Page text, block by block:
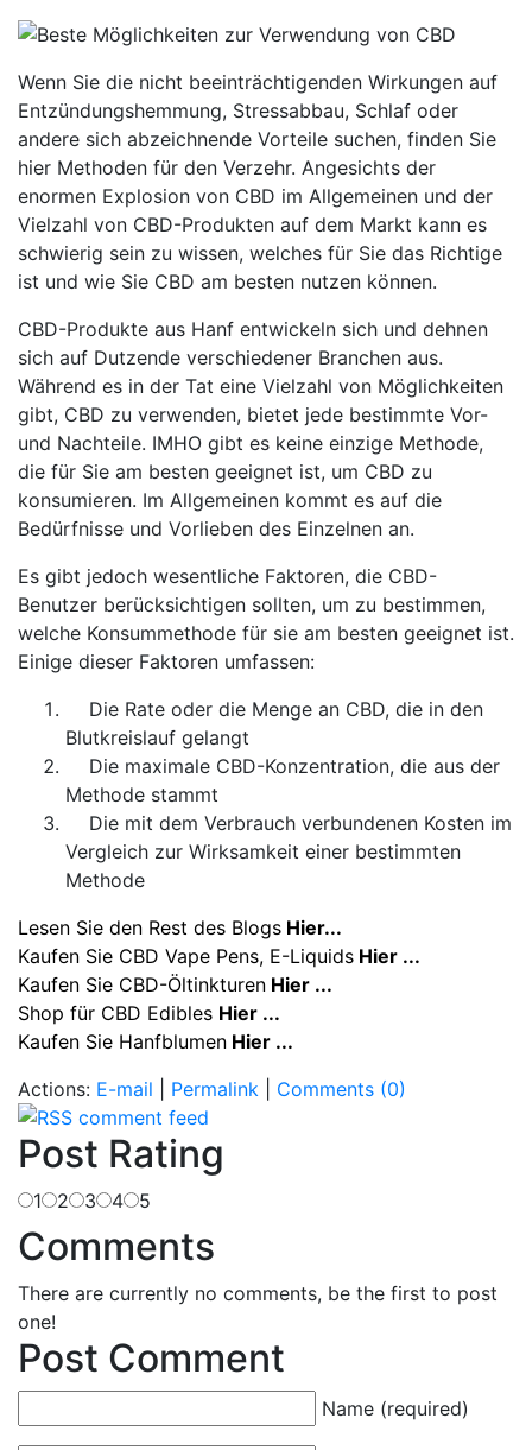
Wenn Sie die nicht beeinträchtigenden Wirkungen auf
Entzündungshemmung, Stressabbau, Schlaf oder
andere sich abzeichnende Vorteile suchen, finden Sie
hier Methoden für den Verzehr. Angesichts der
enormen Explosion von CBD im Allgemeinen und der
Vielzahl von CBD-Produkten auf dem Markt kann es
schwierig sein zu wissen, welches für Sie das Richtige
ist und wie Sie CBD am besten nutzen können.
CBD-Produkte aus Hanf entwickeln sich und dehnen
sich auf Dutzende verschiedener Branchen aus.
Während es in der Tat eine Vielzahl von Möglichkeiten
gibt, CBD zu verwenden, bietet jede bestimmte Vor-
und Nachteile. IMHO gibt es keine einzige Methode,
die für Sie am besten geeignet ist, um CBD zu
konsumieren. Im Allgemeinen kommt es auf die
Bedürfnisse und Vorlieben des Einzelnen an.
Es gibt jedoch wesentliche Faktoren, die CBD-
Benutzer berücksichtigen sollten, um zu bestimmen,
welche Konsummethode für sie am besten geeignet ist.
Einige dieser Faktoren umfassen:
Die Rate oder die Menge an CBD, die in den
Blutkreislauf gelangt
Die maximale CBD-Konzentration, die aus der
Methode stammt
Die mit dem Verbrauch verbundenen Kosten im
Vergleich zur Wirksamkeit einer bestimmten
Methode
Lesen Sie den Rest des Blogs Hier...
Kaufen Sie CBD Vape Pens, E-Liquids Hier ...
Kaufen Sie CBD-Öltinkturen Hier ...
Shop für CBD Edibles Hier ...
Kaufen Sie Hanfblumen Hier ...
Actions: E-mail Permalink Comments (0)
Post Rating
1 2 3 4 5
Comments
There are currently no comments, be the first to post
one!
Post Comment
Name (required)